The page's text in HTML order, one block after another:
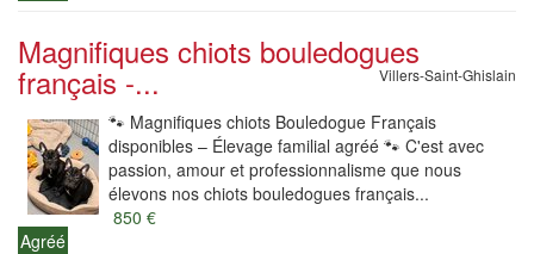
Magnifiques chiots bouledogues
français -... Villers-Saint-Ghislain
🐾 Magnifiques chiots Bouledogue Français
disponibles – Élevage familial agréé 🐾 C'est avec
passion, amour et professionnalisme que nous
élevons nos chiots bouledogues français...
850 €
Agréé